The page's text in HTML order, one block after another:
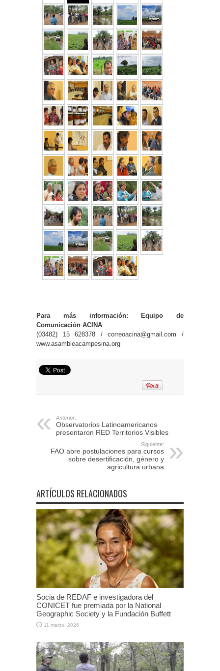
Para más información: Equipo de
Comunicación ACINA
(03482) 15 628378 / correoacina@gmail.com /
www.asambleacampesina.org
Anterior:
Observatorios Latinoamericanos
presentaron RED Territorios Visibles
Siguiente:
FAO abre postulaciones para cursos
sobre desertificación, género y
agricultura urbana
ARTÍCULOS RELACIONADOS
Socia de REDAF e investigadora del
CONICET fue premiada por la National
Geographic Society y la Fundación Buffett
11 marzo, 2026